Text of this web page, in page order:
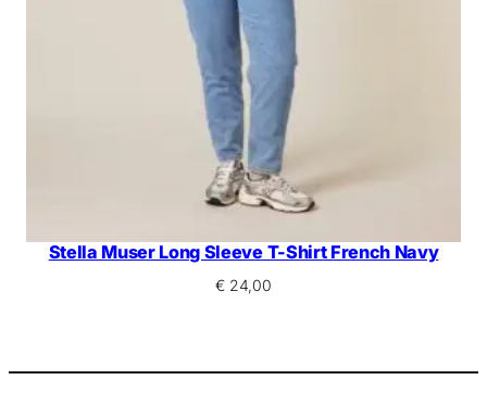
Stella Muser Long Sleeve T-Shirt French Navy
€24,00